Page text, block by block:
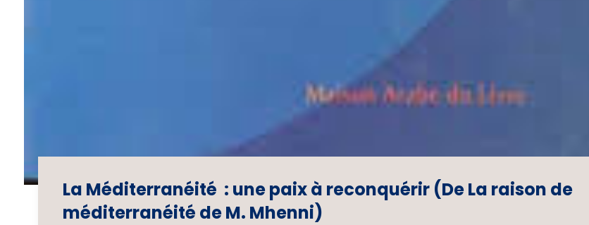
La Méditerranéité : une paix à reconquérir (De La raison de
méditerranéité de M. Mhenni)